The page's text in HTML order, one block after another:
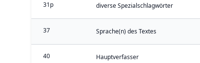
31p diverse Spezialschlagwörter
37 Sprache(n) des Textes
40 Hauptverfasser